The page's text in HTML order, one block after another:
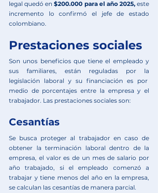
legal quedó en $200.000 para el año 2025, este
incremento lo confirmó el jefe de estado
colombiano.
Prestaciones sociales
Son unos beneficios que tiene el empleado y
sus familiares, están reguladas por la
legislación laboral y su financiación es por
medio de porcentajes entre la empresa y el
trabajador. Las prestaciones sociales son:
Cesantías
Se busca proteger al trabajador en caso de
obtener la terminación laboral dentro de la
empresa, el valor es de un mes de salario por
año trabajado, si el empleado comenzó a
trabajar y tiene menos del año en la empresa,
se calculan las cesantías de manera parcial.